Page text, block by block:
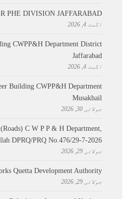
PHE DIVISION JAFFARABAD
اگست 4, 2026
CWPP&H Department District
Jaffarabad
اگست 4, 2026
Building CWPP&H Department
Musakhail
جولائی 30, 2026
C W P P & H Department,
​DPRQ/PRQ No.476/29-7-2026
جولائی 29, 2026
Quetta Development Authority
جولائی 29, 2026